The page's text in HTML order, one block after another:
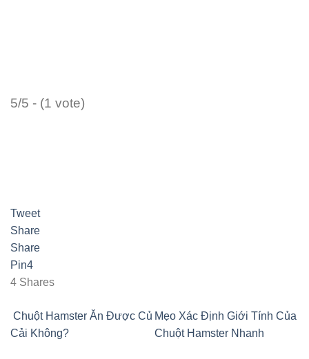
5/5 - (1 vote)
Tweet
Share
Share
Pin4
4 Shares
Chuột Hamster Ăn Được Củ
Cải Không?
Mẹo Xác Định Giới Tính Của
Chuột Hamster Nhanh